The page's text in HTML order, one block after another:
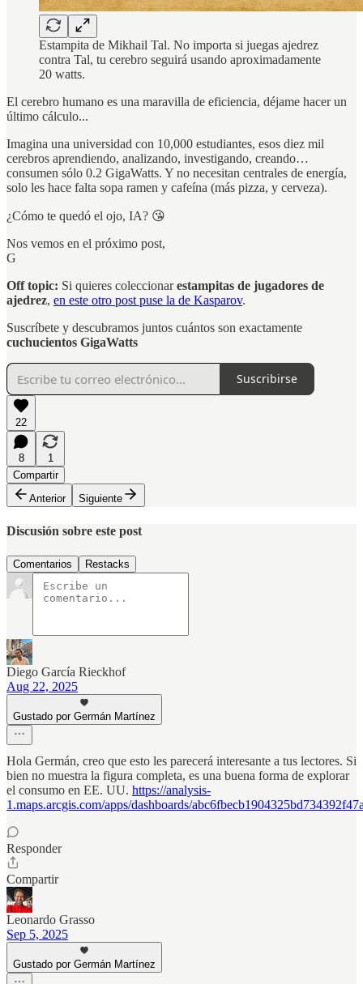
Estampita de Mikhail Tal. No importa si juegas ajedrez
contra Tal, tu cerebro seguirá usando aproximadamente
20 watts.
El cerebro humano es una maravilla de eficiencia, déjame hacer un
último cálculo...
Imagina una universidad con 10,000 estudiantes, esos diez mil
cerebros aprendiendo, analizando, investigando, creando…
consumen sólo 0.2 GigaWatts. Y no necesitan centrales de energía,
solo les hace falta sopa ramen y cafeína (más pizza, y cerveza).
¿Cómo te quedó el ojo, IA? 😘
Nos vemos en el próximo post,
G
Off topic: Si quieres coleccionarestampitas de jugadores de
ajedrez, en este otro post puse la de Kasparov.
Suscríbete y descubramos juntos cuántos son exactamente
cuchucientos GigaWatts
Suscribirse
22
8
1
Compartir
Anterior
Siguiente
Discusión sobre este post
Comentarios Restacks
Diego García Rieckhof
Aug 22, 2025
Gustado por Germán Martínez
Hola Germán, creo que esto les parecerá interesante a tus lectores. Si
bien no muestra la figura completa, es una buena forma de explorar
el consumo en EE. UU. https://analysis-
1.maps.arcgis.com/apps/dashboards/
Responder
Compartir
Leonardo Grasso
Sep 5, 2025
Gustado por Germán Martínez